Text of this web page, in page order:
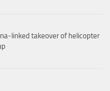
linked takeover of helicopter